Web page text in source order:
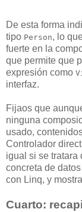
De esta forma
tipo Person, lo
fuerte en la
que permite que
expresión como
interfaz.
Fijaos que
ninguna
usado,
Controlador
igual si se tratara
concreta de
con Linq, y
Cuarto: